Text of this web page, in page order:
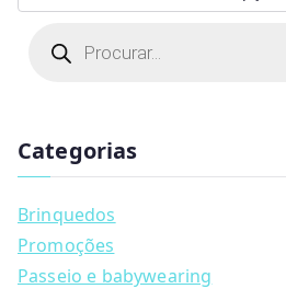
product
variants.
The
options
may
be
s
s
a
r
c
h
Categorias
Brinquedos
Promoções
Passeio e babywearing